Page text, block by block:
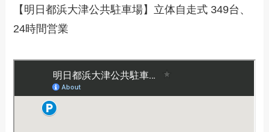
【明日都浜大津公共駐車場】立体自走式 349台、
24時間営業